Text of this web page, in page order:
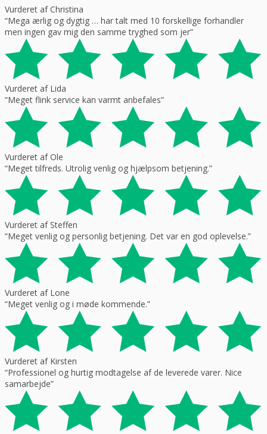
Vurderet af Christina
“Mega ærlig og dygtig … har talt med 10 forskellige forhandler
men ingen gav mig den samme tryghed som jer”
Vurderet af Lida
“Meget flink service kan varmt anbefales”
Vurderet af Ole
“Meget tilfreds. Utrolig venlig og hjælpsom betjening.”
Vurderet af Steffen
“Meget venlig og personlig betjening. Det var en god oplevelse.”
Vurderet af Lone
“Meget venlig og i møde kommende.”
Vurderet af Kirsten
“Professionel og hurtig modtagelse af de leverede varer. Nice
samarbejde”